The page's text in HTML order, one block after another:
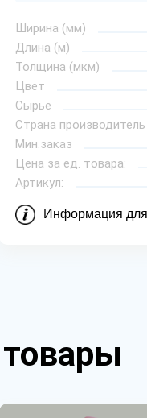
Ширина (мм)
Длина (м)
Толщина (мкм)
Цвет
Сырье
Страна производитель
Мин.заказ
Цена за ед. товара:
Артикул:
Информация